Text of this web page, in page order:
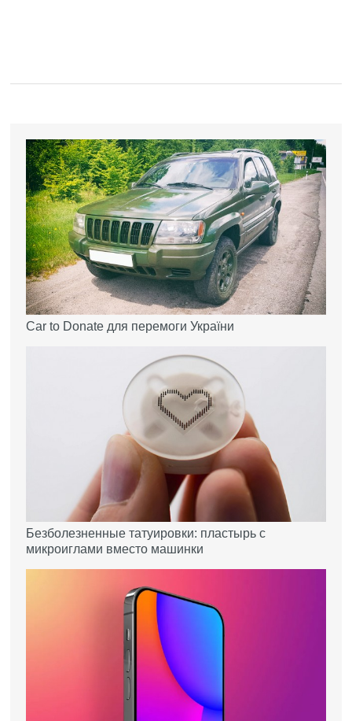
Car to Donate для перемоги України
Безболезненные татуировки: пластырь с
микроиглами вместо машинки